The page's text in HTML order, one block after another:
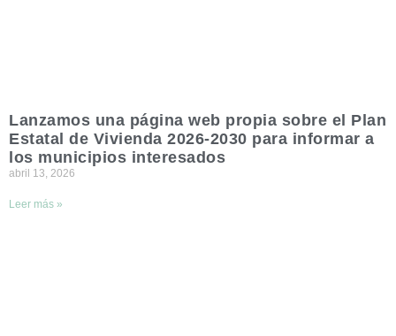
Lanzamos una página web propia sobre el Plan
Estatal de Vivienda 2026-2030 para informar a
los municipios interesados
abril 13, 2026
Leer más »